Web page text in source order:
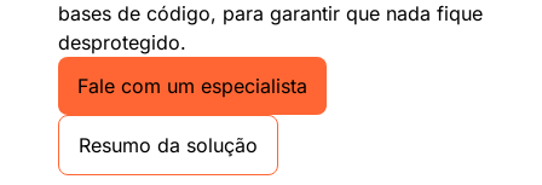
bases de código, para garantir que nada fique
desprotegido.
Fale com um especialista
Resumo da solução